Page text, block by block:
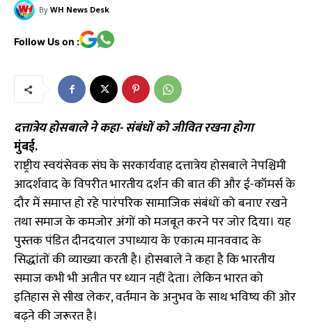
By WH News Desk
Follow Us on :
दत्तात्रेय होसबाले ने कहा- संबंधों को जीवित रखना होगा
मुंबई.
राष्ट्रीय स्वयंसेवक संघ के सरकार्यवाह दत्तात्रेय होसबाले नेपश्चिमी
आदर्शवाद के विपरीत भारतीय दर्शन की बात की और ई-कॉमर्स के
दौर में समाप्त हो रहे पारंपरिक सामाजिक संबंधों को बनाए रखने
तथा समाज के कमजोर अंगों को मजबूत करने पर जोर दिया। यह
पुस्तक पंडित दीनदयाल उपाध्याय के एकात्म मानववाद के
सिद्धांतों की व्याख्या करती है। होसबाले ने कहा है कि भारतीय
समाज कभी भी अतीत पर ध्यान नहीं देता। लेकिन भारत को
इतिहास से सीख लेकर, वर्तमान के अनुभव के साथ भविष्य की ओर
बढ़ने की जरूरत है।